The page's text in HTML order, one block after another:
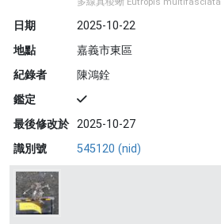
日期
2025-10-22
地點
嘉義市東區
紀錄者
陳鴻銓
鑑定
最後修改於 2025-10-27
識別號
545120 (nid)